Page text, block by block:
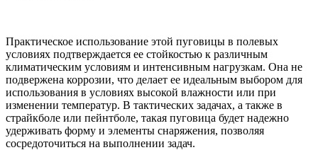
Практическое использование этой пуговицы в полевых
условиях подтверждается ее стойкостью к различным
климатическим условиям и интенсивным нагрузкам. Она не
подвержена коррозии, что делает ее идеальным выбором для
использования в условиях высокой влажности или при
изменении температур. В тактических задачах, а также в
страйкболе или пейнтболе, такая пуговица будет надежно
удерживать форму и элементы снаряжения, позволяя
сосредоточиться на выполнении задач.